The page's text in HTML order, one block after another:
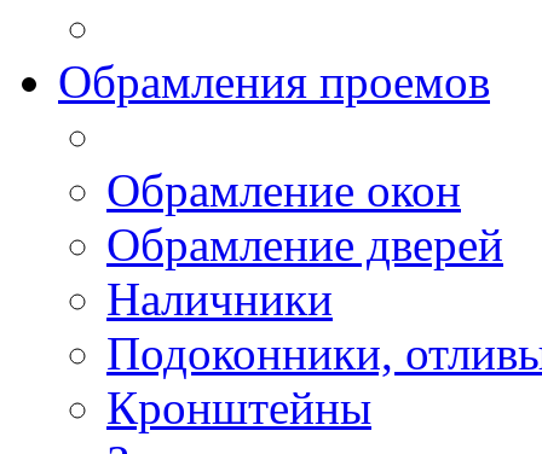
Обрамления проемов
Обрамление окон
Обрамление дверей
Наличники
Подоконники,
Кронштейны